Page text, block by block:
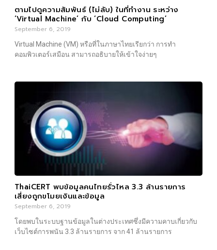
ตามไปดูความสัมพันธ์ (ไม่ลับ) ในที่ทำงาน ระหว่าง
‘Virtual Machine’ กับ ‘Cloud Computing’
September 6, 2019
Virtual Machine (VM) หรือที่ในภาษาไทยเรียกว่า การทำ
คอมพิวเตอร์เสมือน สามารถอธิบายให้เข้าใจง่ายๆ
ThaiCERT พบข้อมูลคนไทยรั่วไหล 3.3 ล้านรายการ
เสี่ยงถูกขโมยเงินและข้อมูล
September 6, 2019
โดยพบในระบบฐานข้อมูลในต่างประเทศซึ่งมีความคาบเกี่ยวกับ
เว็บไซต์การพนัน 3.3 ล้านรายการ จาก 41 ล้านรายการ